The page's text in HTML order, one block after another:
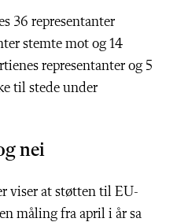
36 representanter
stemte mot og 14
representanter og 5
til stede under
nei
viser at støtten til EU-
måling fra april i år sa